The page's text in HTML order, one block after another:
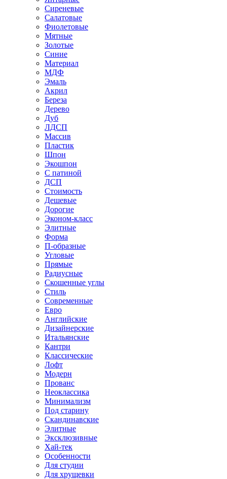
Сиреневые
Салатовые
Фиолетовые
Мятные
Золотые
Синие
Материал
МДФ
Эмаль
Акрил
Береза
Дерево
Дуб
ЛДСП
Массив
Пластик
Шпон
Экошпон
С патиной
ДСП
Стоимость
Дешевые
Дорогие
Эконом-класс
Элитные
Форма
П-образные
Угловые
Прямые
Радиусные
Скошенные углы
Стиль
Современные
Евро
Английские
Дизайнерские
Итальянские
Кантри
Классические
Лофт
Модерн
Прованс
Неоклассика
Минимализм
Под старину
Скандинавские
Элитные
Эксклюзивные
Хай-тек
Особенности
Для студии
Для хрущевки